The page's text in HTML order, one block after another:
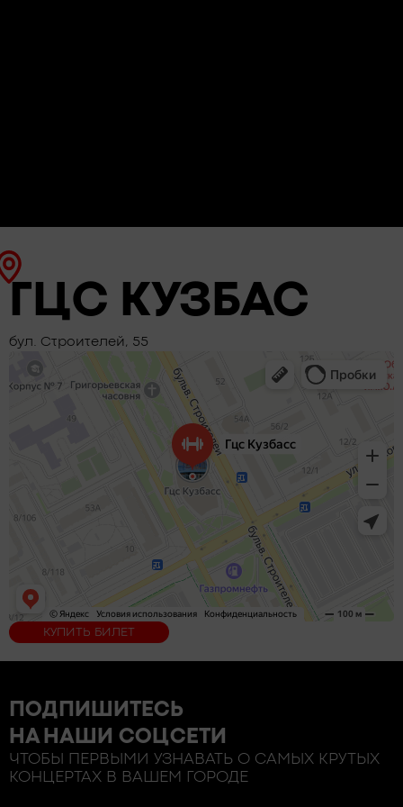
ГЦС КУЗБАС
бул. Строителей, 55
КУПИТЬ БИЛЕТ
ПОДПИШИТЕСЬ
НА НАШИ СОЦСЕТИ
ЧТОБЫ ПЕРВЫМИ УЗНАВАТЬ О САМЫХ КРУТЫХ
КОНЦЕРТАХ В ВАШЕМ ГОРОДЕ